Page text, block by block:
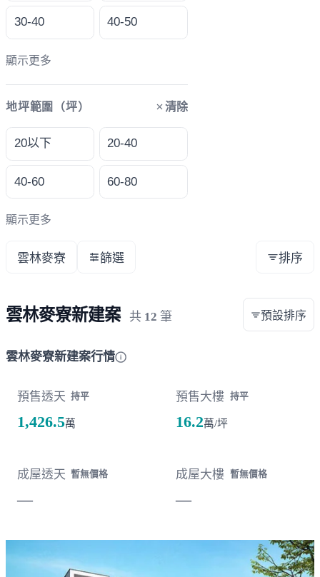
30-40 40-50
顯示更多
地坪範圍（坪） 清除
20以下 20-40
40-60 60-80
顯示更多
雲林麥寮 篩選 排序
雲林麥寮新建案 共 12 筆 預設排序
雲林麥寮新建案行情
預售透天 持平
1,426.5萬
預售大樓 持平
16.2萬/坪
成屋透天 暫無價格
—
成屋大樓 暫無價格
—